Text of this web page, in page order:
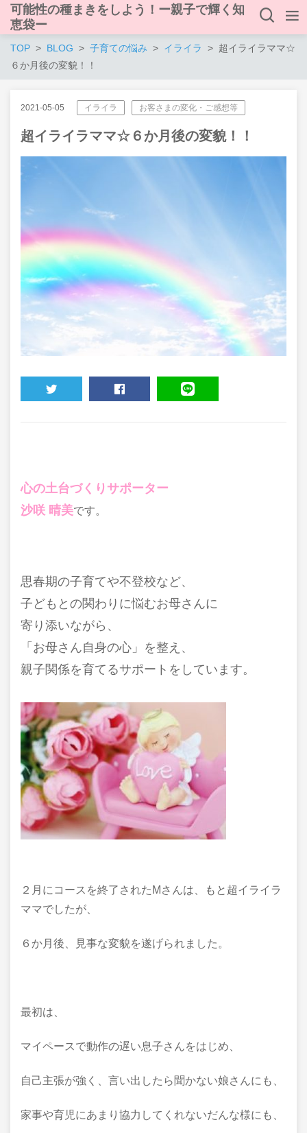
可能性の種まきをしよう！ー親子で輝く知
恵袋ー
TOP BLOG 子育ての悩み イライラ
超イライラママ☆
６か月後の変貌！！
2021-05-05 イライラ お客さまの変化・ご感想等
超イライラママ☆６か月後の変貌！！
心の土台づくりサポーター
沙咲 晴美です。
思春期の子育てや不登校など、
子どもとの関わりに悩むお母さんに
寄り添いながら、
「お母さん自身の心」を整え、
親子関係を育てるサポートをしています。
２月にコースを終了されたMさんは、もと超イライラ
ママでしたが、
６か月後、見事な変貌を遂げられました。
最初は、
マイペースで動作の遅い息子さんをはじめ、
自己主張が強く、言い出したら聞かない娘さんにも、
家事や育児にあまり協力してくれないだんな様にも、